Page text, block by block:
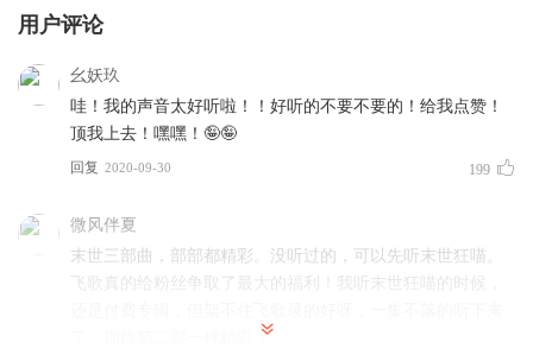
用户评论
幺妖玖
哇！我的声音太好听啦！！好听的不要不要的！给我点赞！
顶我上去！嘿嘿！🤪🤪
回复 2020-09-30 199
微风伴夏
末世三部曲，部部都精彩。没听过的，可以先听末世狂喵。
飞歌真的给粉丝争取了最大的福利！我听末世狂喵的时候，
了。期待第二部一样精彩！